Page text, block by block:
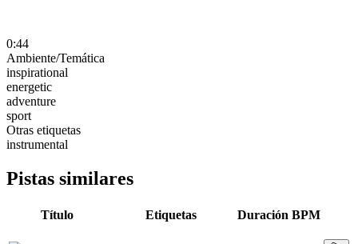
0:44
Ambiente/Temática
inspirational
energetic
adventure
sport
Otras etiquetas
instrumental
Pistas similares
Título Etiquetas Duración BPM